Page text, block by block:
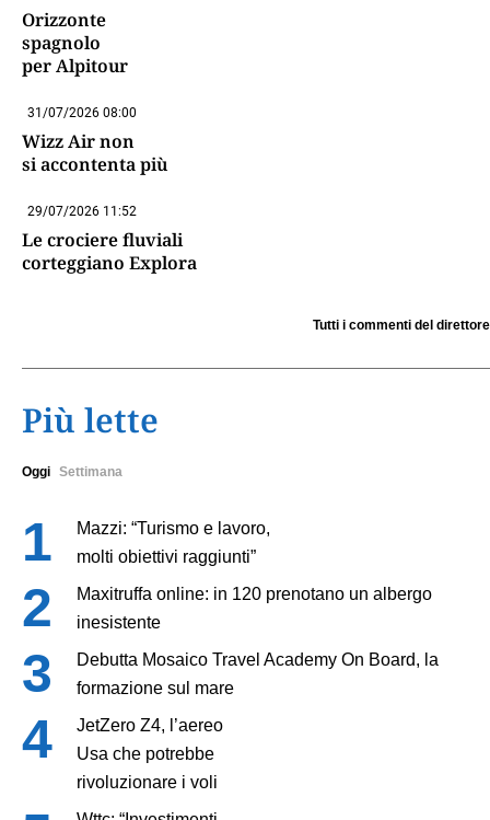
Orizzonte
spagnolo
per Alpitour
31/07/2026 08:00
Wizz Air non
si accontenta più
29/07/2026 11:52
Le crociere fluviali
corteggiano Explora
Tutti i commenti del direttore
Più lette
Oggi Settimana
Mazzi: “Turismo e lavoro,
molti obiettivi raggiunti”
Maxitruffa online: in 120 prenotano un albergo
inesistente
Debutta Mosaico Travel Academy On Board, la
formazione sul mare
JetZero Z4, l’aereo
Usa che potrebbe
rivoluzionare i voli